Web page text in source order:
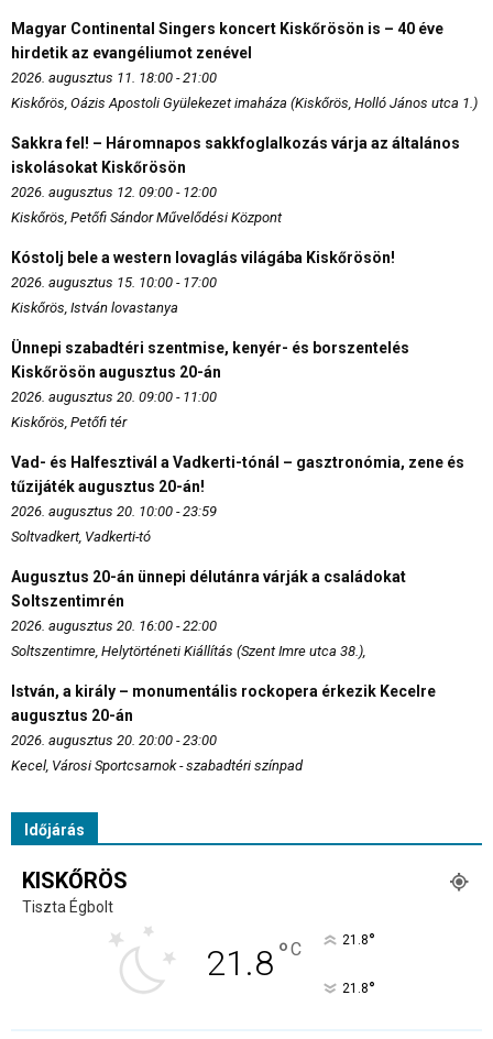
Magyar Continental Singers koncert Kiskőrösön is – 40 éve
hirdetik az evangéliumot zenével
2026. augusztus 11. 18:00 - 21:00
Kiskőrös, Oázis Apostoli Gyülekezet imaháza (Kiskőrös, Holló János utca 1.)
Sakkra fel! – Háromnapos sakkfoglalkozás várja az általános
iskolásokat Kiskőrösön
2026. augusztus 12. 09:00 - 12:00
Kiskőrös, Petőfi Sándor Művelődési Központ
Kóstolj bele a western lovaglás világába Kiskőrösön!
2026. augusztus 15. 10:00 - 17:00
Kiskőrös, István lovastanya
Ünnepi szabadtéri szentmise, kenyér- és borszentelés
Kiskőrösön augusztus 20-án
2026. augusztus 20. 09:00 - 11:00
Kiskőrös, Petőfi tér
Vad- és Halfesztivál a Vadkerti-tónál – gasztronómia, zene és
tűzijáték augusztus 20-án!
2026. augusztus 20. 10:00 - 23:59
Soltvadkert, Vadkerti-tó
Augusztus 20-án ünnepi délutánra várják a családokat
Soltszentimrén
2026. augusztus 20. 16:00 - 22:00
Soltszentimre, Helytörténeti Kiállítás (Szent Imre utca 38.),
István, a király – monumentális rockopera érkezik Kecelre
augusztus 20-án
2026. augusztus 20. 20:00 - 23:00
Kecel, Városi Sportcsarnok - szabadtéri színpad
Időjárás
KISKŐRÖS
Tiszta Égbolt
21.8°C 21.8°
21.8°